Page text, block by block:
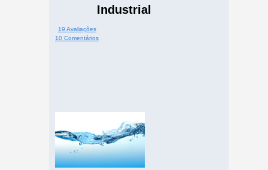
Industrial
19 Avaliações
10 Comentários